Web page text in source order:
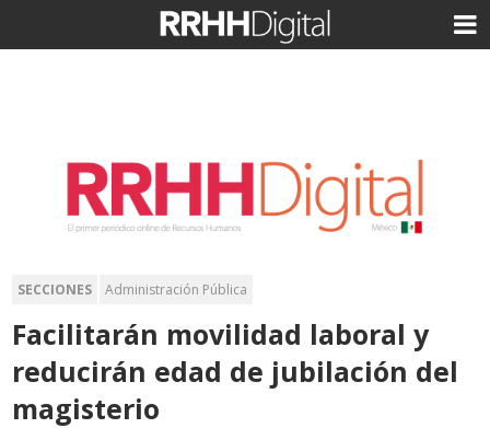
SECCIONES Administración Pública
Facilitarán movilidad laboral y
reducirán edad de jubilación del
magisterio